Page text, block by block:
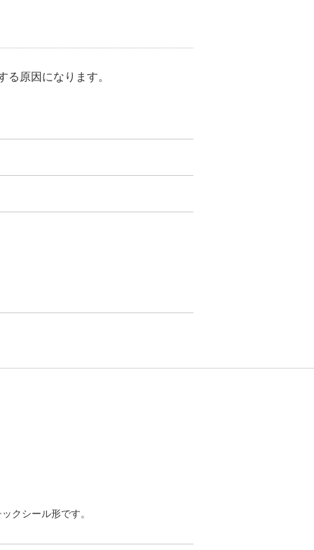
原因になります。
クシール形です。